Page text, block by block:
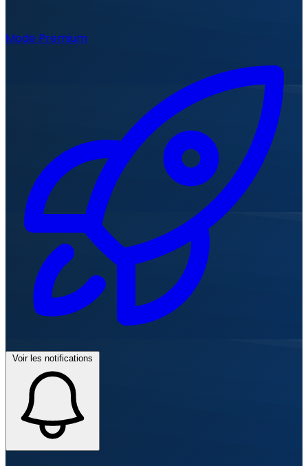
Mode Premium
Voir les notifications